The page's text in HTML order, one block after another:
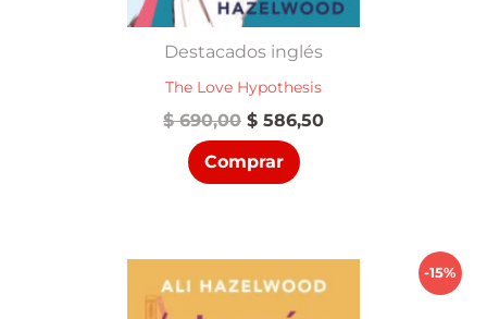
Destacados inglés
The Love Hypothesis
$690,00 El
precio
original
era:
$ 586,50El
Comprar
-15%